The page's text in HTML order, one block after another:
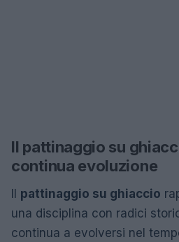
Il pattinaggio su
continua evoluzione
Il pattinaggio su ghiaccio
una disciplina con radici
continua a evolversi nel